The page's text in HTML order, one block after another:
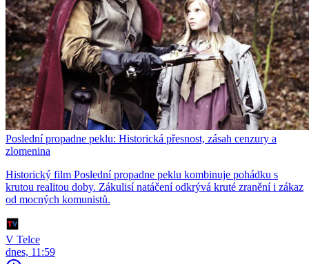
Poslední propadne peklu: Historická přesnost, zásah cenzury a
zlomenina
Historický film Poslední propadne peklu kombinuje pohádku s
krutou realitou doby. Zákulisí natáčení odkrývá kruté zranění i zákaz
od mocných komunistů.
V Telce
dnes, 11:59